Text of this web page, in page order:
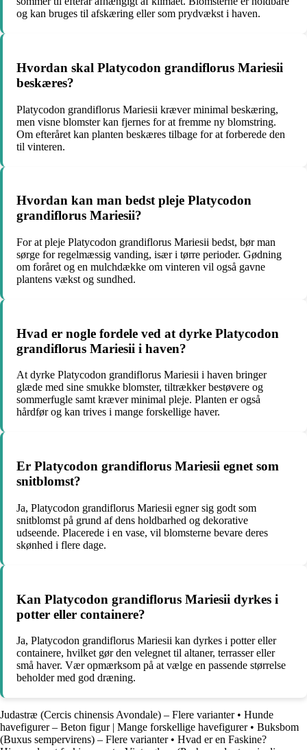
og kan bruges til afskæring eller som prydvækst i haven.
Hvordan skal Platycodon grandiflorus Mariesii
beskæres?
Platycodon grandiflorus Mariesii kræver minimal beskæring,
men visne blomster kan fjernes for at fremme ny blomstring.
Om efteråret kan planten beskæres tilbage for at forberede den
til vinteren.
Hvordan kan man bedst pleje Platycodon
grandiflorus Mariesii?
For at pleje Platycodon grandiflorus Mariesii bedst, bør man
sørge for regelmæssig vanding, især i tørre perioder. Gødning
om foråret og en mulchdække om vinteren vil også gavne
plantens vækst og sundhed.
Hvad er nogle fordele ved at dyrke Platycodon
grandiflorus Mariesii i haven?
At dyrke Platycodon grandiflorus Mariesii i haven bringer
glæde med sine smukke blomster, tiltrækker bestøvere og
sommerfugle samt kræver minimal pleje. Planten er også
hårdfør og kan trives i mange forskellige haver.
Er Platycodon grandiflorus Mariesii egnet som
snitblomst?
Ja, Platycodon grandiflorus Mariesii egner sig godt som
snitblomst på grund af dens holdbarhed og dekorative
udseende. Placerede i en vase, vil blomsterne bevare deres
skønhed i flere dage.
Kan Platycodon grandiflorus Mariesii dyrkes i
potter eller containere?
Ja, Platycodon grandiflorus Mariesii kan dyrkes i potter eller
containere, hvilket gør den velegnet til altaner, terrasser eller
små haver. Vær opmærksom på at vælge en passende størrelse
beholder med god dræning.
Judastræ (Cercis chinensis Avondale) – Flere varianter• Hunde
havefigurer – Beton figur | Mange forskellige havefigurer• Buksbom
(Buxus sempervirens) – Flere varianter• Hvad er en Faskine?